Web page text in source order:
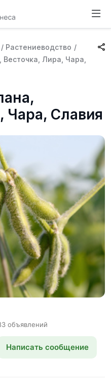
/ Растениеводство /
Лира, Чара,
Чара, Славия
объявлений
Написать сообщение